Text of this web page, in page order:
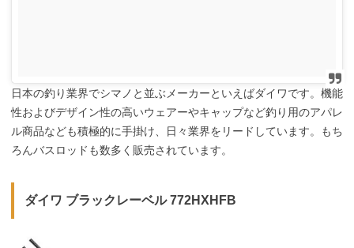
日本の釣り業界でシマノと並ぶメーカーといえばダイワです。機能
性およびデザイン性の高いウェアーやキャップなど釣り用のアパレ
ル商品なども積極的に手掛け、日々業界をリードしています。もち
ろんバスロッドも数多く販売されています。
ダイワ ブラックレーベル 772HXHFB